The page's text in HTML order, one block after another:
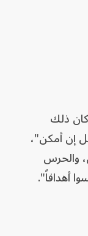
ذلك
إن أمكن"،
والحرس
أهدافاً".